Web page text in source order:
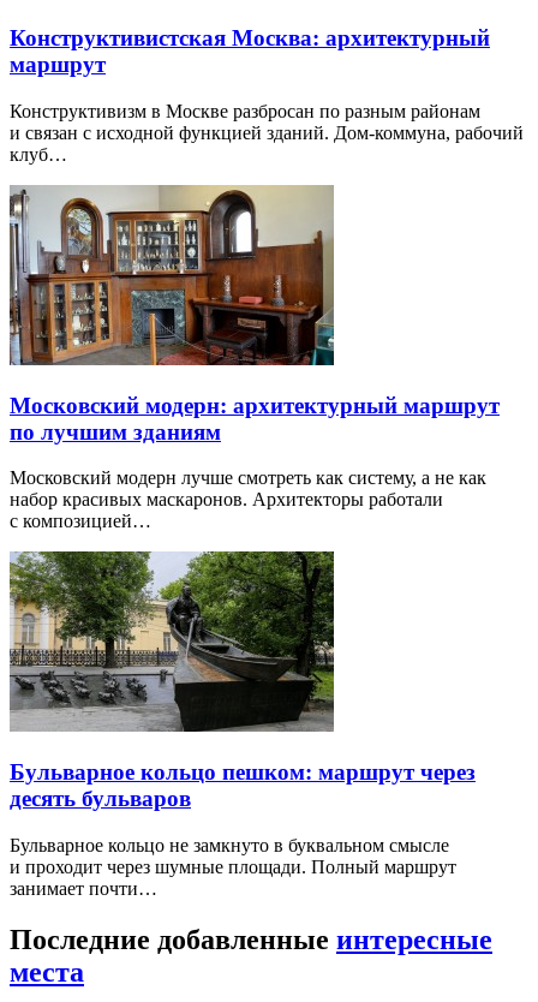
Конструктивистская Москва: архитектурный
маршрут
Конструктивизм в Москве разбросан по разным районам
и связан с исходной функцией зданий. Дом-коммуна, рабочий
клуб…
Московский модерн: архитектурный маршрут
по лучшим зданиям
Московский модерн лучше смотреть как систему, а не как
набор красивых маскаронов. Архитекторы работали
с композицией…
Бульварное кольцо пешком: маршрут через
десять бульваров
Бульварное кольцо не замкнуто в буквальном смысле
и проходит через шумные площади. Полный маршрут
занимает почти…
Последние добавленные интересные
места